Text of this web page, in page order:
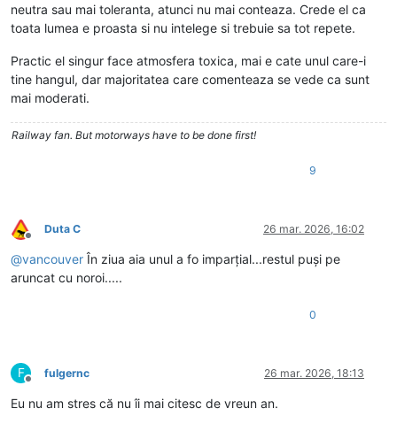
neutra sau mai toleranta, atunci nu mai conteaza. Crede el ca
toata lumea e proasta si nu intelege si trebuie sa tot repete.
Practic el singur face atmosfera toxica, mai e cate unul care-i
tine hangul, dar majoritatea care comenteaza se vede ca sunt
mai moderati.
Railway fan. But motorways have to be done first!
9
Deconectat
Duta C 26 mar. 2026, 16:02
@vancouver În ziua aia unul a fo imparțial...restul puși pe
aruncat cu noroi.....
0
F
Deconectat
fulgernc 26 mar. 2026, 18:13
Eu nu am stres că nu îi mai citesc de vreun an.